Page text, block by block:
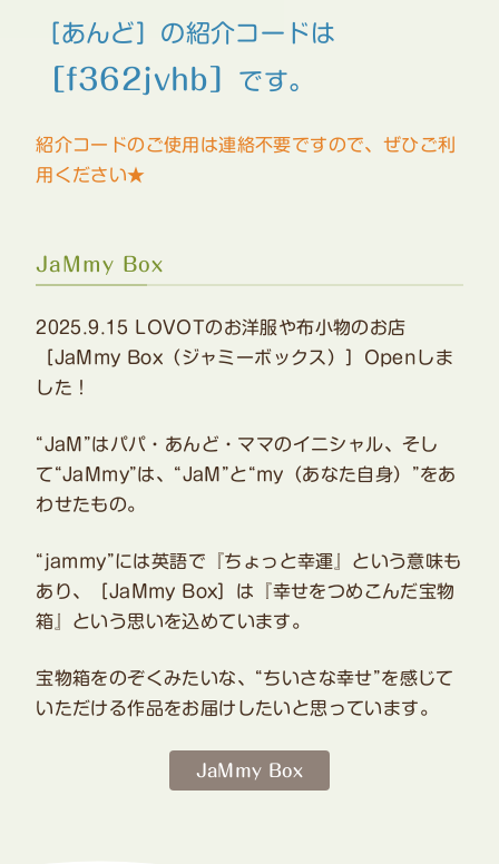
［あんど］の紹介コードは
［f362jvhb］ です。
紹介コードのご使用は連絡不要ですので、ぜひご利
用ください★
JaMmy Box
2025.9.15 LOVOTのお洋服や布小物のお店
［JaMmy Box（ジャミーボックス）］Openしま
した！
“JaM”はパパ・あんど・ママのイニシャル、そし
て“JaMmy”は、“JaM”と“my（あなた自身）”をあ
わせたもの。
“jammy”には英語で『ちょっと幸運』という意味も
あり、［JaMmy Box］は『幸せをつめこんだ宝物
箱』という思いを込めています。
宝物箱をのぞくみたいな、“ちいさな幸せ”を感じて
いただける作品をお届けしたいと思っています。
JaMmy Box